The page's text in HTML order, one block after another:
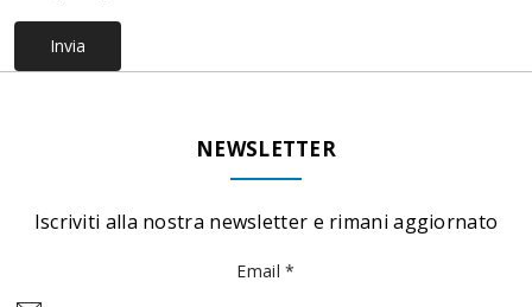
Invia
NEWSLETTER
Iscriviti alla nostra newsletter e rimani aggiornato
Email *